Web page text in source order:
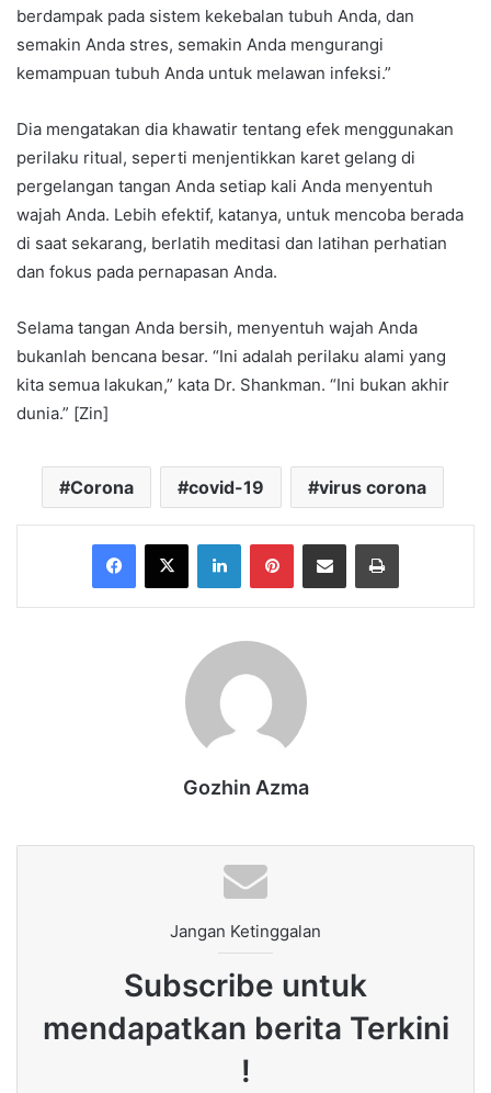
berdampak pada sistem kekebalan tubuh Anda, dan
semakin Anda stres, semakin Anda mengurangi
kemampuan tubuh Anda untuk melawan infeksi.”
Dia mengatakan dia khawatir tentang efek menggunakan
perilaku ritual, seperti menjentikkan karet gelang di
pergelangan tangan Anda setiap kali Anda menyentuh
wajah Anda. Lebih efektif, katanya, untuk mencoba berada
di saat sekarang, berlatih meditasi dan latihan perhatian
dan fokus pada pernapasan Anda.
Selama tangan Anda bersih, menyentuh wajah Anda
bukanlah bencana besar. “Ini adalah perilaku alami yang
kita semua lakukan,” kata Dr. Shankman. “Ini bukan akhir
dunia.” [Zin]
Corona covid-19 virus corona
Facebook
X LinkedInPinterestShare via Email Print
Gozhin Azma
Jangan Ketinggalan
Subscribe untuk
mendapatkan berita Terkini
!